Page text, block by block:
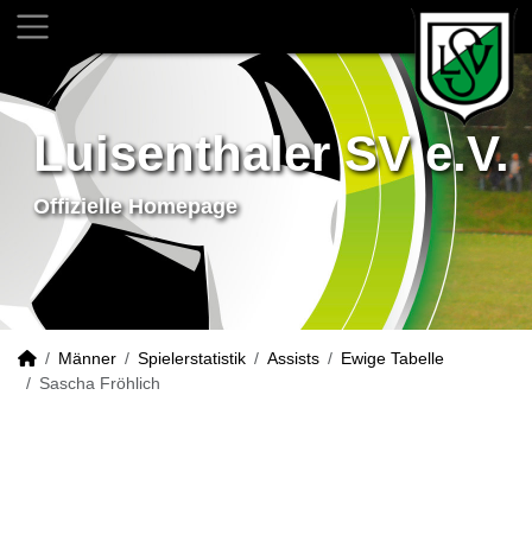
Luisenthaler SV e.V.
Offizielle Homepage
Männer Spielerstatistik Assists
Ewige Tabelle
Sascha Fröhlich